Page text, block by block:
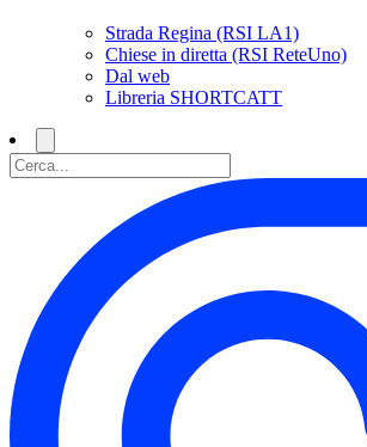
Strada Regina (RSI LA1)
Chiese in diretta (RSI ReteUno)
Dal web
Libreria SHORTCATT